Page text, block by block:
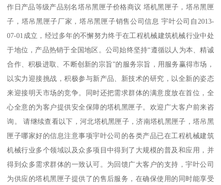
作日产品等级产品别名塔吊黑匣子价格商议 塔机黑匣子，塔吊黑匣
子，塔吊黑匣子厂家，塔吊黑匣子销售公司信息 宇叶公司自2013-
07-01成立，经过多年的不懈努力终于在工程机械建筑机械行业中处
于地位，产品热销于全国地区。公司始终坚持“遵循以人为本、精诚
合作、积极进取、不断创新的宗旨”的服务宗旨，用服务赢得市场，
以实力迎接挑战，积极参与新产品、新技术的研究，以全新的姿态
来迎接明天市场的竞争。同时还把需求群体的满意度放在首位，全
心全意的为客户提供安全保障的塔机黑匣子。欢迎广大客户前来咨
询。 请继续查看以下，河北塔机黑匣子，济南塔机黑匣子，塔吊黑
匣子哪家好的信息注意事项宇叶公司的各类产品已在工程机械建筑
机械行业多个领域以及众多项目中得到了大规模的普及和应用，并
得到众多需求群体的一致认可。为回馈广大客户的支持，宇叶公司
为供应的塔机黑匣子提供了的售后服务，在确保使用的同时能享受